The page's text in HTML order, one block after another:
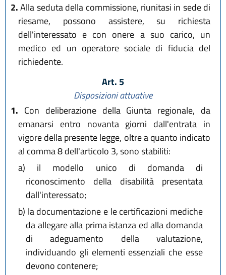
2.Alla seduta della commissione, riunitasi in sede di
riesame, possono assistere, su richiesta
dell'interessato e con onere a suo carico, un
medico ed un operatore sociale di fiducia del
richiedente.
Art. 5
Disposizioni attuative
1. Con deliberazione della Giunta regionale, da
emanarsi entro novanta giorni dall'entrata in
vigore della presente legge, oltre a quanto indicato
al comma 8 dell'articolo 3, sono stabiliti:
a) il modello unico di domanda di
riconoscimento della disabilità presentata
dall'interessato;
b) la documentazione e le certificazioni mediche
da allegare alla prima istanza ed alla domanda
di adeguamento della valutazione,
individuando gli elementi essenziali che esse
devono contenere;